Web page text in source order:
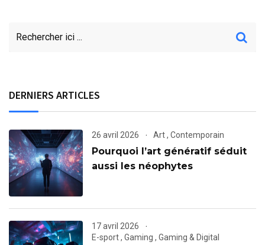
DERNIERS ARTICLES
26 avril 2026 Art,Contemporain
Pourquoi l’art génératif séduit
aussi les néophytes
17 avril 2026
E-sport,Gaming ,Gaming & Digital